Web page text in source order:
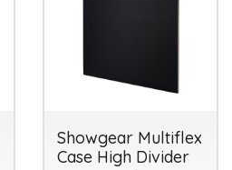
Showgear Multiflex
Case High Divider